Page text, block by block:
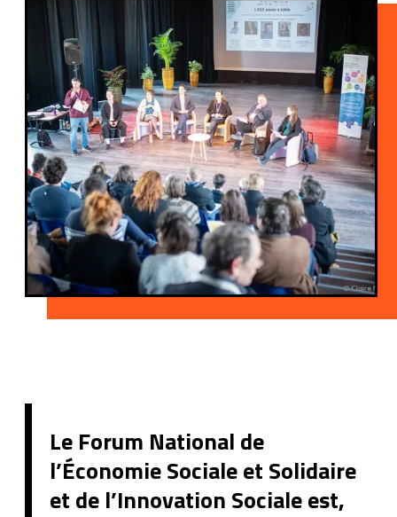
Le Forum National de
l’Économie Sociale et Solidaire
et de l’Innovation Sociale est,